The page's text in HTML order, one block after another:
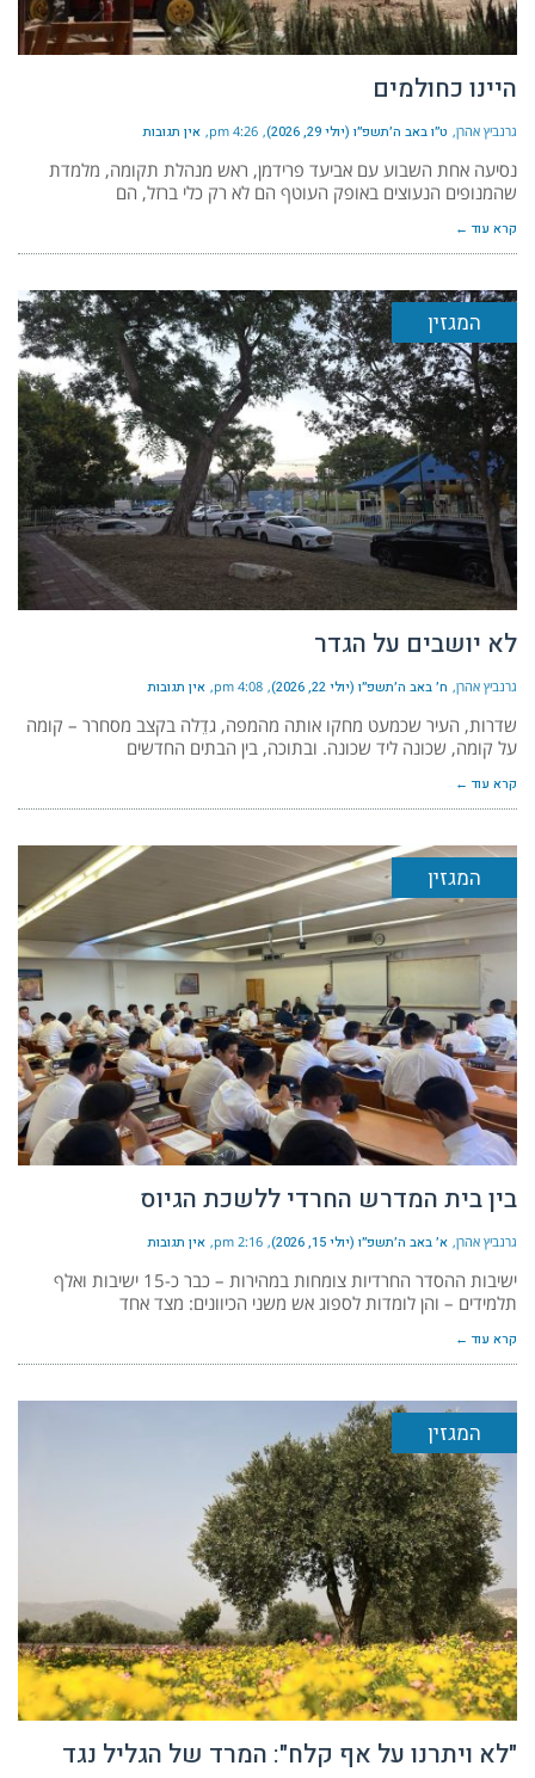
היינו כחולמים
גרנביץ אהרן ט״ו באב ה׳תשפ״ו (יולי 29, 2026) 4:26 pm אין תגובות
נסיעה אחת השבוע עם אביעד פרידמן, ראש מנהלת תקומה, מלמדת
שהמנופים הנעוצים באופק העוטף הם לא רק כלי ברזל, הם
קרא עוד ←
המגזין
לא יושבים על הגדר
גרנביץ אהרן ח׳ באב ה׳תשפ״ו (יולי 22, 2026) 4:08 pm אין תגובות
שדרות, העיר שכמעט מחקו אותה מהמפה, גדֵלה בקצב מסחרר – קומה
על קומה, שכונה ליד שכונה. ובתוכה, בין הבתים החדשים
קרא עוד ←
המגזין
בין בית המדרש החרדי ללשכת הגיוס
גרנביץ אהרן א׳ באב ה׳תשפ״ו (יולי 15, 2026) 2:16 pm אין תגובות
ישיבות ההסדר החרדיות צומחות במהירות – כבר כ-15 ישיבות ואלף
תלמידים – והן לומדות לספוג אש משני הכיוונים: מצד אחד
קרא עוד ←
המגזין
"לא ויתרנו על אף קלח": המרד של הגליל נגד